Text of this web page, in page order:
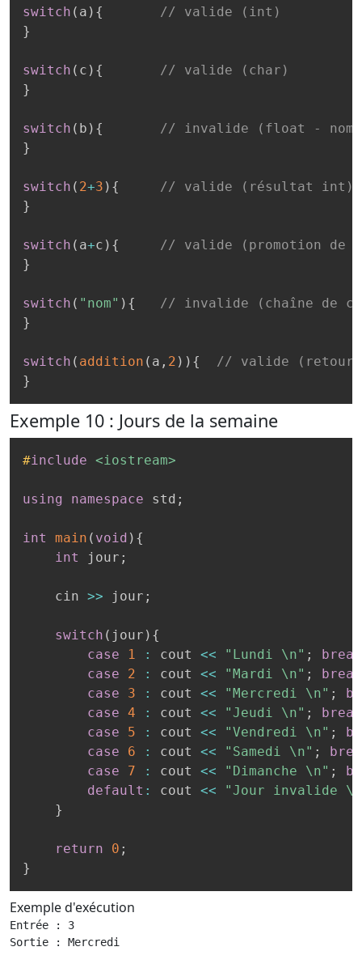
switch ( a ) {
// valide (int)
}
switch ( c ) {
// valide (char)
}
switch ( b ) {
// invalide (float -
}
switch ( 2+3 ) {
// valide (résultat int)
}
switch ( a+c ) {
// valide (promotion de
}
switch ( "nom" ) {
// invalide (chaîne de
}
switch ( addition ( a , 2 ) ) {
// valide
}
Exemple 10 : Jours de la semaine
#include <iostream>
using namespace std ;
int main ( void ) {
int
jour ;
    cin
>> jour ;
switch ( jour ) {
case
1 : cout << "Lundi \n" ;
break
case
2 : cout << "Mardi \n" ;
break
case
3 : cout << "Mercredi \n" ;
case 4 : cout << "Jeudi \n" ;
break
case
5 : cout << "Vendredi \n" ;
case
6 : cout << "Samedi \n" ;
case
7 : cout << "Dimanche \n" ;
default : cout <<
"Jour invalide
}
return 0 ;
}
Exemple d'exécution
Entrée : 3
Sortie : Mercredi